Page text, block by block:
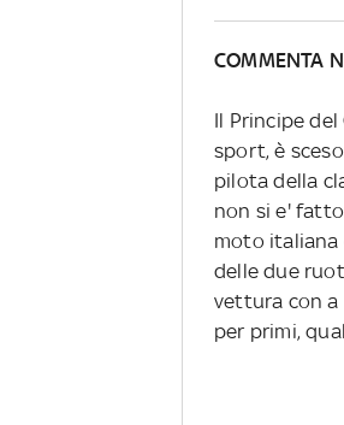
COMMENTA
Il Principe
sport, è
pilota della
non si e'
moto italiana
delle due
vettura con a
per primi,